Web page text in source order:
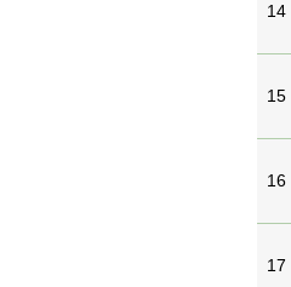
14
15
16
17